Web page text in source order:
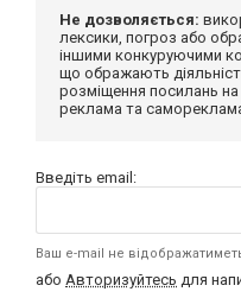
Не дозволяється:
лексики, погроз або
іншими конкуруючими
що ображають
розміщення посилань на
реклама та
Введіть email:
Ваш e-mail не
або Авторизуйтесь для